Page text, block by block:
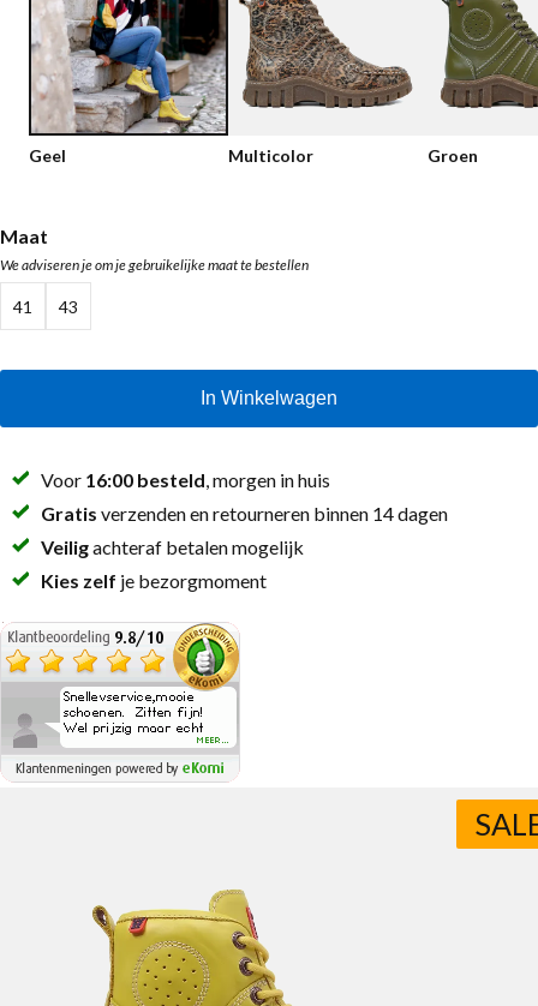
Lage schoenen
Vegan
Sandalen
Loafers
Workerboots
Enkellaarsjes met rits
MAG Iconen
Loafers
Sale
Geel Multicolor Groen
Maat
We adviseren je om je gebruikelijke maat te bestellen
41 43
In Winkelwagen
Voor 16:00 besteld , morgen in huis
Gratis verzenden en retourneren binnen 14 dagen
Veiligachteraf betalen mogelijk
Kies zelf je bezorgmoment